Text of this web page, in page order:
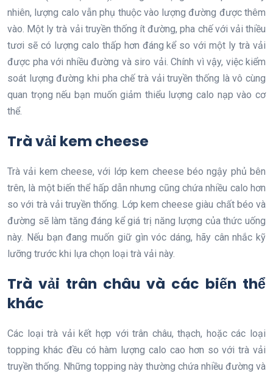
nhiên, lượng calo vẫn phụ thuộc vào lượng đường được thêm
vào. Một ly trà vải truyền thống ít đường, pha chế với vải thiều
tươi sẽ có lượng calo thấp hơn đáng kể so với một ly trà vải
được pha với nhiều đường và siro vải. Chính vì vậy, việc kiểm
soát lượng đường khi pha chế trà vải truyền thống là vô cùng
quan trọng nếu bạn muốn giảm thiểu lượng calo nạp vào cơ
thể.
Trà vải kem cheese
Trà vải kem cheese, với lớp kem cheese béo ngậy phủ bên
trên, là một biến thể hấp dẫn nhưng cũng chứa nhiều calo hơn
so với trà vải truyền thống. Lớp kem cheese giàu chất béo và
đường sẽ làm tăng đáng kể giá trị năng lượng của thức uống
này. Nếu bạn đang muốn giữ gìn vóc dáng, hãy cân nhắc kỹ
lưỡng trước khi lựa chọn loại trà vải này.
Trà vải trân châu và các biến thể
khác
Các loại trà vải kết hợp với trân châu, thạch, hoặc các loại
topping khác đều có hàm lượng calo cao hơn so với trà vải
truyền thống. Những topping này thường chứa nhiều đường và